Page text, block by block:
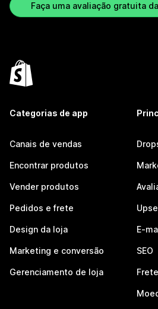
Faça uma avaliação gratuita
Categorias de app
Canais de vendas
Encontrar produtos
Vender produtos
Pedidos e frete
Design da loja
Marketing e conversão
Gerenciamento de loja
E-
SEO
Frete